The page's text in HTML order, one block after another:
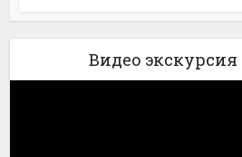
Видео экскурсия